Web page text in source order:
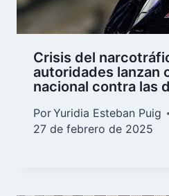
Crisis del
autoridades lanzan
nacional contra las
PorYuridia Esteban Puig
27 de febrero de 2025